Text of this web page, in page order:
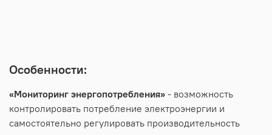
Особенности:
«Мониторинг энергопотребления» - возможность
контролировать потребление электроэнергии и
самостоятельно регулировать производительность